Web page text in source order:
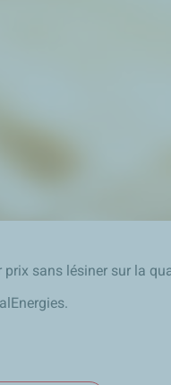
sans lésiner sur la